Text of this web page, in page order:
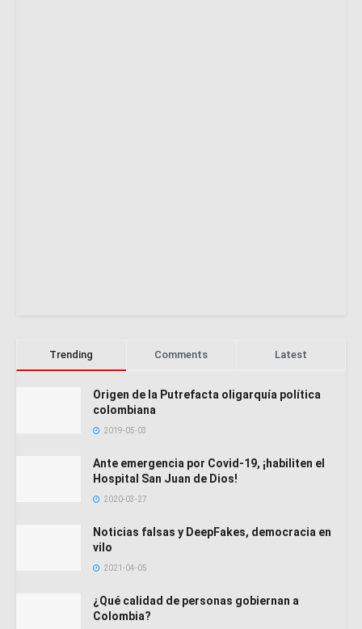
Trending Comments Latest
Origen de la Putrefacta oligarquía política
colombiana
2019-05-03
Ante emergencia por Covid-19, ¡habiliten el
Hospital San Juan de Dios!
2020-03-27
Noticias falsas y DeepFakes, democracia en
vilo
2021-04-05
¿Qué calidad de personas gobiernan a
Colombia?